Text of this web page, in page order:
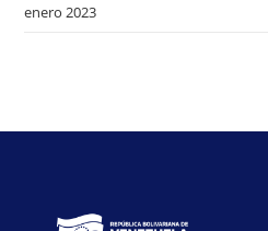
enero 2023